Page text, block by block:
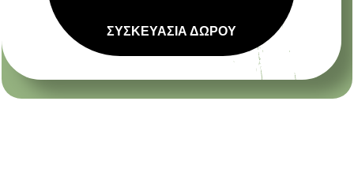
ΣΥΣΚΕΥΑΣΙΑ ΔΩΡΟΥ